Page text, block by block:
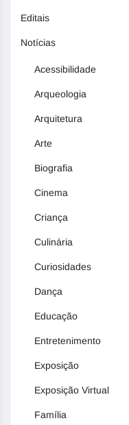
Editais
Notícias
Acessibilidade
Arqueologia
Arquitetura
Arte
Biografia
Cinema
Criança
Culinária
Curiosidades
Dança
Educação
Entretenimento
Exposição
Exposição Virtual
Família